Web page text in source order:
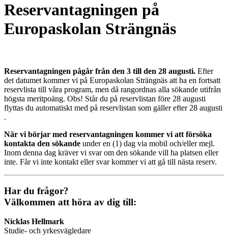
Reservantagningen på
Europaskolan Strängnäs
Reservantagningen pågår från den 3 till den 28 augusti. Efter
det datumet kommer vi på Europaskolan Strängnäs att ha en fortsatt
reservlista till våra program, men då rangordnas alla sökande utifrån
högsta meritpoäng. Obs! Står du på reservlistan före 28 augusti
flyttas du automatiskt med på reservlistan som gäller efter 28 augusti
.
När vi börjar med reservantagningen kommer vi att försöka
kontakta den sökande under en (1) dag via mobil och/eller mejl.
Inom denna dag kräver vi svar om den sökande vill ha platsen eller
inte. Får vi inte kontakt eller svar kommer vi att gå till nästa reserv.
Har du frågor?
Välkommen att höra av dig till:
Nicklas Hellmark
Studie- och yrkesvägledare